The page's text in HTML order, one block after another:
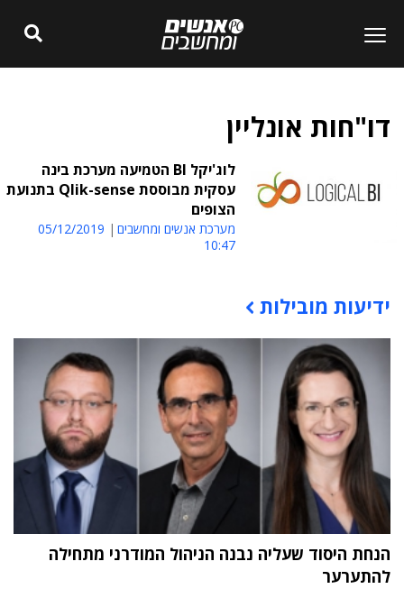
דו"חות אונליין
לוג'יקל BI הטמיעה מערכת בינה
עסקית מבוססת Qlik-sense בתנועת
הצופים
מערכת אנשים ומחשבים
05/12/2019
10:47
תוכן פרסומי
ידיעות מובילות
הנחת היסוד שעליה נבנה הניהול המודרני מתחילה
להתערער